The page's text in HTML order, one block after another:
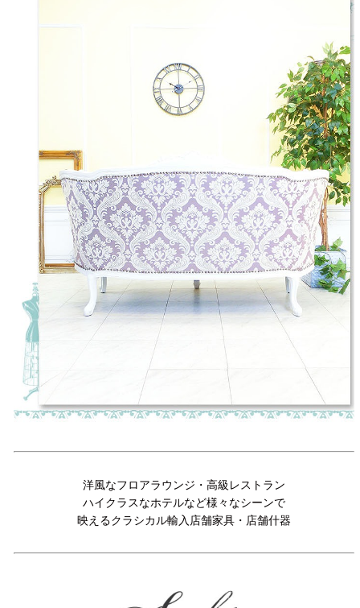
洋風なフロアラウンジ・高級レストラン
ハイクラスなホテルなど様々なシーンで
映えるクラシカル輸入店舗家具・店舗什器